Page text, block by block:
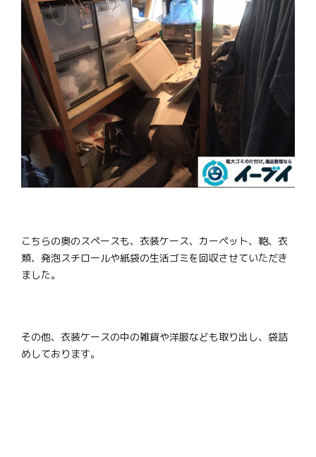
こちらの奥のスペースも、衣装ケース、カーペット、鞄、衣
類、発泡スチロールや紙袋の生活ゴミを回収させていただき
ました。
その他、衣装ケースの中の雑貨や洋服なども取り出し、袋詰
めしております。